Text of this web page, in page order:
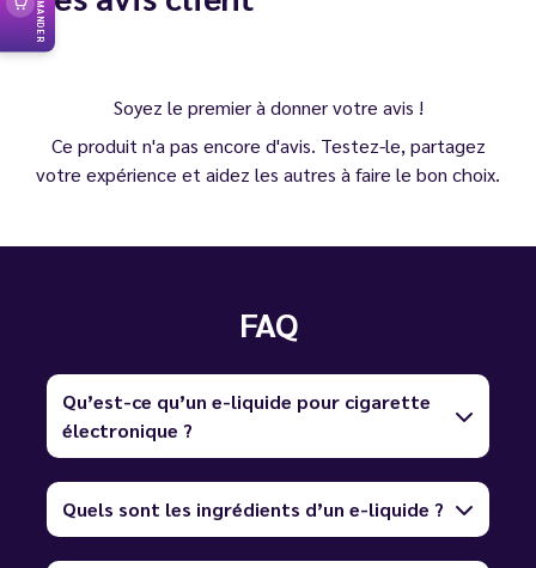
Soyez le premier à donner votre avis !
Ce produit n'a pas encore d'avis. Testez-le, partagez
votre expérience et aidez les autres à faire le bon choix.
FAQ
Qu’est-ce qu’un e-liquide pour cigarette
électronique ?
Quels sont les ingrédients d’un e-liquide ?